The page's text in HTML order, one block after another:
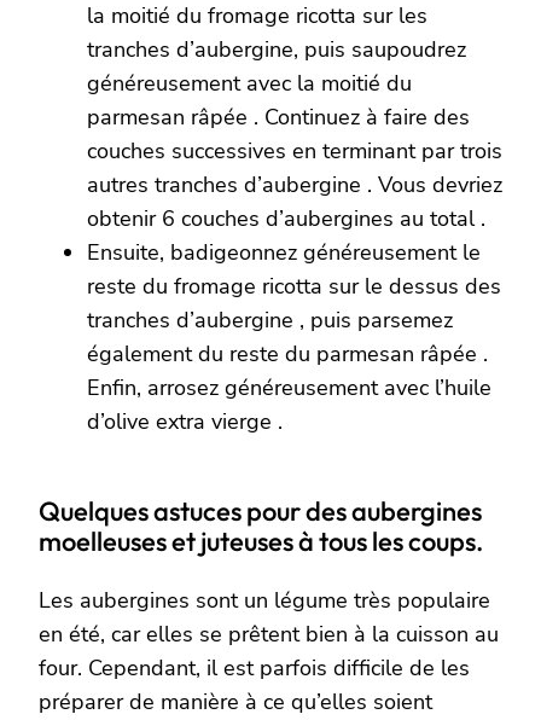
la moitié du fromage ricotta sur les
tranches d’aubergine, puis saupoudrez
généreusement avec la moitié du
parmesan râpée . Continuez à faire des
couches successives en terminant par trois
autres tranches d’aubergine . Vous devriez
obtenir 6 couches d’aubergines au total .
Ensuite, badigeonnez généreusement le
reste du fromage ricotta sur le dessus des
tranches d’aubergine , puis parsemez
également du reste du parmesan râpée .
Enfin, arrosez généreusement avec l’huile
d’olive extra vierge .
Quelques astuces pour des aubergines
moelleuses et juteuses à tous les coups.
Les aubergines sont un légume très populaire
en été, car elles se prêtent bien à la cuisson au
four. Cependant, il est parfois difficile de les
préparer de manière à ce qu’elles soient